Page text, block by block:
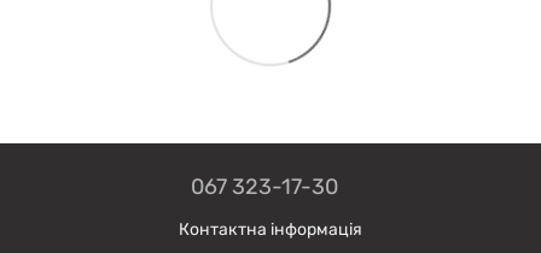
067 323-17-30
Контактна інформація